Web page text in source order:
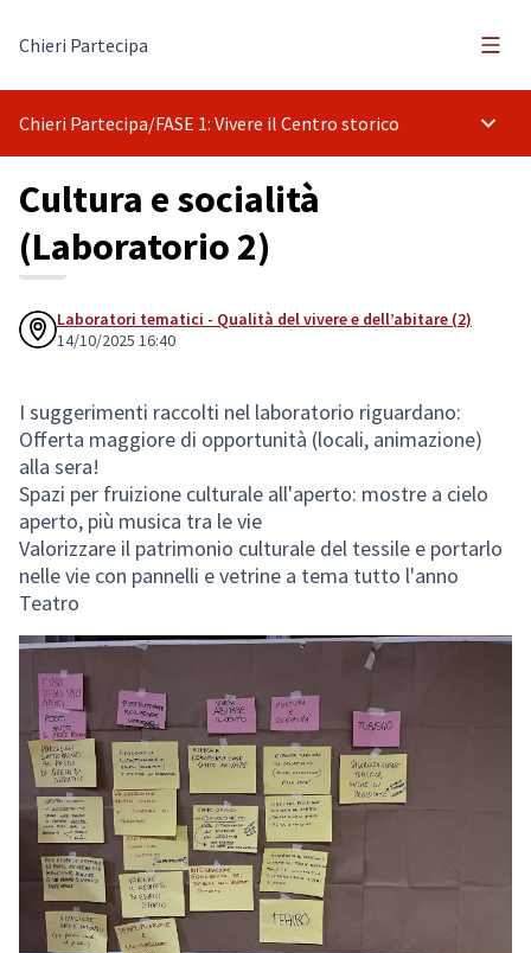
Chieri Partecipa
Chieri Partecipa/FASE 1: Vivere il Centro storico
Cultura e socialità
(Laboratorio 2)
Laboratori tematici - Qualità del vivere e dell’abitare (2)
14/10/2025 16:40
I suggerimenti raccolti nel laboratorio riguardano:
Offerta maggiore di opportunità (locali, animazione)
alla sera!
Spazi per fruizione culturale all'aperto: mostre a cielo
aperto, più musica tra le vie
Valorizzare il patrimonio culturale del tessile e portarlo
nelle vie con pannelli e vetrine a tema tutto l'anno
Teatro